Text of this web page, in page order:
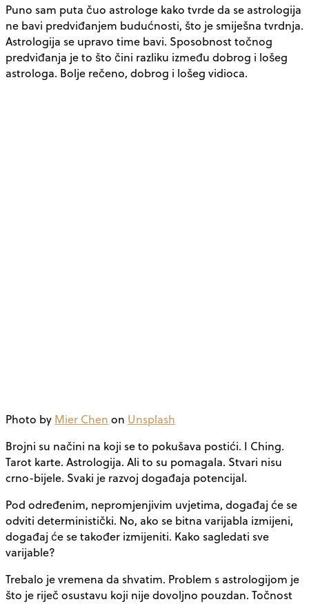
Puno sam puta čuo astrologe kako tvrde da se astrologija
ne bavi predviđanjem budućnosti, što je smiješna tvrdnja.
Astrologija se upravo time bavi. Sposobnost točnog
predviđanja je to što čini razliku između dobrog i lošeg
astrologa. Bolje rečeno, dobrog i lošeg vidioca.
Photo by Mier Chen on Unsplash
Brojni su načini na koji se to pokušava postići. I Ching.
Tarot karte. Astrologija. Ali to su pomagala. Stvari nisu
crno-bijele. Svaki je razvoj događaja potencijal.
Pod određenim, nepromjenjivim uvjetima, događaj će se
odviti deterministički. No, ako se bitna varijabla izmijeni,
događaj će se također izmijeniti. Kako sagledati sve
varijable?
Trebalo je vremena da shvatim. Problem s astrologijom je
što je riječ osustavu koji nije dovoljno pouzdan. Točnost